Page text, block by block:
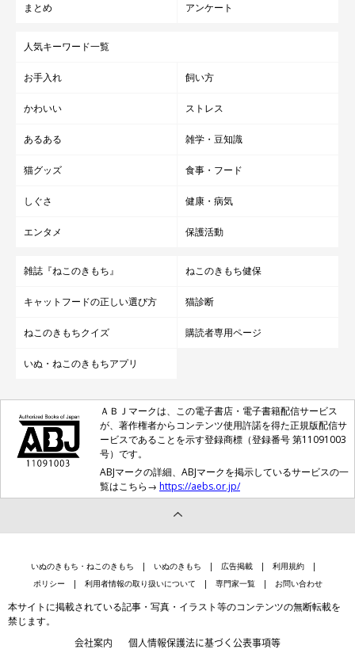
まとめ アンケート
人気キーワード一覧
お手入れ 飼い方
かわいい ストレス
あるある 雑学・豆知識
猫グッズ 食事・フード
しぐさ 健康・病気
エンタメ 保護活動
雑誌『ねこのきもち』 ねこのきもち健保
キャットフードの正しい選び方 猫診断
ねこのきもちクイズ 購読者専用ページ
いぬ・ねこのきもちアプリ
ＡＢＪマークは、この電子書店・電子書籍配信サービス
が、著作権者からコンテンツ使用許諾を得た正規版配信サ
ービスであることを示す登録商標（登録番号 第11091003
号）です。
ABJマークの詳細、ABJマークを掲示しているサービスの一
覧はこちら→ https://aebs.or.jp/
いぬのきもち・ねこのきもち いぬのきもち 広告掲載
利用規約
ポリシー
利用者情報の取り扱いについて 専門家一覧 お問い合わせ
本サイトに掲載されている記事・写真・イラスト等のコンテンツの無断転載を
禁じます。
会社案内 個人情報保護法に基づく公表事項等